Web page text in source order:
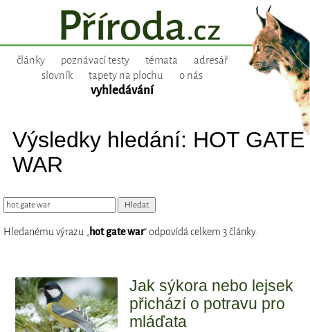
články poznávací testy témata
adresář
slovník
tapety na plochu o nás
vyhledávání
Výsledky hledání: HOT GATE
WAR
Hledanému výrazu „hot gate war“ odpovídá celkem 3 články:
Jak sýkora nebo lejsek
přichází o potravu pro
mláďata